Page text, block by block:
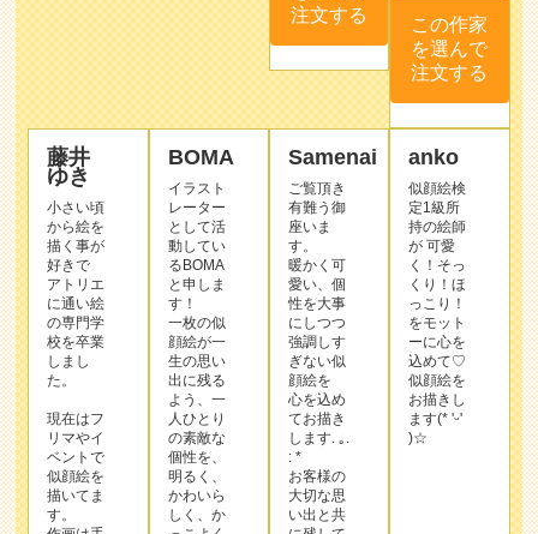
藤井
ゆき
小さい頃
から絵を
描く事が
好きで
に通い絵
の専門学
校を卒業
しまし
た。
現在はフ
リマやイ
ベントで
似顔絵を
描いてま
す。
作画は手
描きで筆
ペンと水
彩絵の具
を使いま
す。
絵手描き
ならでは
BOMA
イラスト
レーター
として活
動してい
るBOMA
す！
一枚の似
顔絵が一
生の思い
出に残る
よう、一
人ひとり
の素敵な
個性を、
明るく、
かわいら
しく、か
っこよく
描いてい
きたいと
思ってい
ます♪
どうぞよ
ろしくお
ねがい致
Samenai
ご覧頂き
座いま
す。
暖かく可
性を大事
にしつつ
強調しす
ぎない似
顔絵を
心を込め
てお描き
します. ｡.
: *
お客様の
大切な思
い出と共
に残して
いただけ
ると幸い
です
anko
似顔絵検
定1級所
持の絵師
が 可愛
っこり！
をモット
ーに心を
込めて♡
似顔絵を
お描きし
ます(* 'ᵕ'
)☆